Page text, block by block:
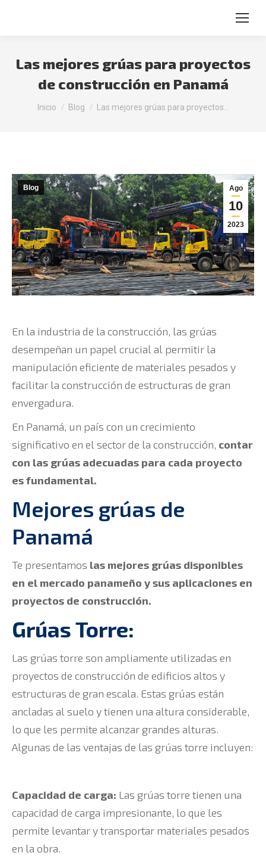
Buscar:
Las mejores grúas para proyectos
de construcción en Panamá
Estás aquí:
Inicio Blog Las mejores grúas para proyectos…
Ago
10
2023
Blog
En la industria de la construcción, las grúas
desempeñan un papel crucial al permitir la
manipulación eficiente de materiales pesados y
facilitar la construcción de estructuras de gran
envergadura.
En Panamá, un país con un crecimiento
significativo en el sector de la construcción, contar
con las grúas adecuadas para cada proyecto
es fundamental.
Mejores grúas de
Panamá
Te presentamos las mejores grúas disponibles
en el mercado panameño y sus aplicaciones en
proyectos de construcción.
Grúas Torre:
Las grúas torre son ampliamente utilizadas en
proyectos de construcción de edificios altos y
estructuras de gran escala. Estas grúas están
ancladas al suelo y tienen una altura considerable,
lo que les permite alcanzar grandes alturas.
Algunas de las ventajas de las grúas torre incluyen:
Capacidad de carga: Las grúas torre tienen una
capacidad de carga impresionante, lo que les
permite levantar y transportar materiales pesados
en la obra.